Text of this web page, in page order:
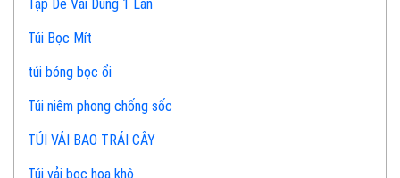
Tạp Dề Vải Dùng 1 Lần
Túi Bọc Mít
túi bóng bọc ổi
Túi niêm phong chống sốc
TÚI VẢI BAO TRÁI CÂY
Túi vải bọc hoa khô